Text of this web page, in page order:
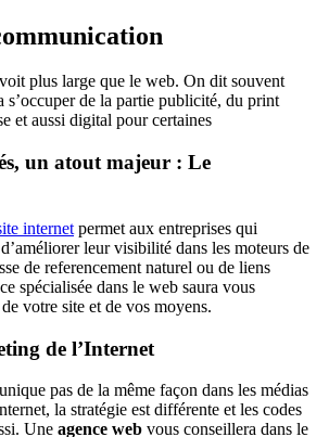
plus large que le web. On dit souvent
s’occuper de la partie publicité, du print
et aussi digital pour certaines
un atout majeur : Le
internet permet aux entreprises qui
leur visibilité dans les moteurs de
de referencement naturel ou de liens
spécialisée dans le web saura vous
votre site et de vos moyens.
de l’Internet
pas de la même façon dans les médias
la stratégie est différente et les codes
Une agence web vous conseillera dans le